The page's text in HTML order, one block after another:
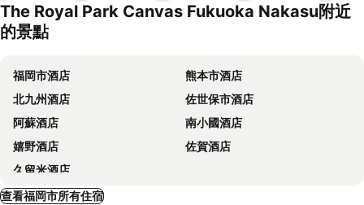
The Royal Park Canvas Fukuoka Nakasu附近
的景點
福岡市酒店
熊本市酒店
北九州酒店
佐世保市酒店
阿蘇酒店
南小國酒店
嬉野酒店
佐賀酒店
久留米酒店
查看福岡市所有住宿